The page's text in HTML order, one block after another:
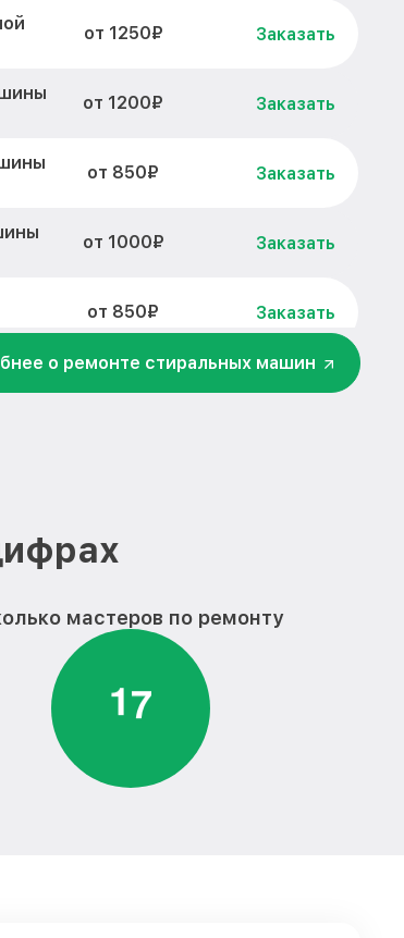
от 1250₽ Заказать
от 1200₽ Заказать
от 850₽ Заказать
от 1000₽ Заказать
от 850₽ Заказать
от 3450₽
от 2800₽
о ремонте стиральных машин
мастеров по ремонту
17